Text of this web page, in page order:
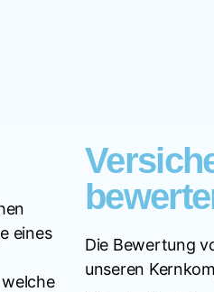
eines
Die Bewertung
unseren